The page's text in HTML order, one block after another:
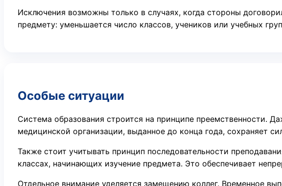
Исключения возможны только в случаях, когда стороны
предмету: уменьшается число классов, учеников или учебных
Особые ситуации
Система образования строится на принципе преемственности.
медицинской организации, выданное до конца года, сохраняет
Также стоит учитывать принцип последовательности
классах, начинающих изучение предмета. Это обеспечивает
Отдельное внимание уделяется замещению коллег. Временное